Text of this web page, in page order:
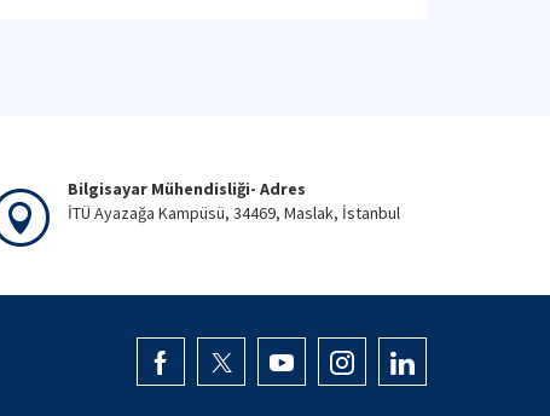
Bilgisayar Mühendisliği- Adres
İTÜ Ayazağa Kampüsü, 34469, Maslak, İstanbul